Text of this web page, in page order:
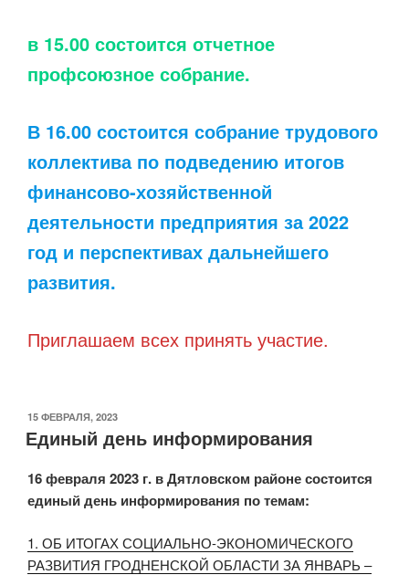
в 15.00 состоится отчетное
профсоюзное собрание.
В 16.00 состоится собрание трудового
коллектива по подведению итогов
финансово-хозяйственной
деятельности предприятия за 2022
год и перспективах дальнейшего
развития.
Приглашаем всех принять участие.
ОПУБЛИКОВАНО
15 ФЕВРАЛЯ, 2023
Единый день информирования
16 февраля 2023 г. в Дятловском районе состоится
единый день информирования по темам:
1. ОБ ИТОГАХ СОЦИАЛЬНО-ЭКОНОМИЧЕСКОГО
РАЗВИТИЯ ГРОДНЕНСКОЙ ОБЛАСТИ ЗА ЯНВАРЬ –